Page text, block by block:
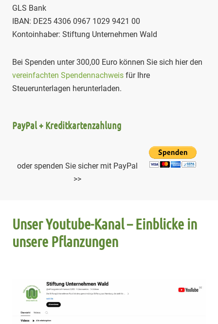
GLS Bank
IBAN: DE25 4306 0967 1029 9421 00
Kontoinhaber: Stiftung Unternehmen Wald
Bei Spenden unter 300,00 Euro können Sie sich hier den
vereinfachten Spendennachweis für Ihre
Steuerunterlagen herunterladen.
PayPal + Kreditkartenzahlung
oder spenden Sie sicher mit PayPal
>>
Unser Youtube-Kanal – Einblicke in
unsere Pflanzungen